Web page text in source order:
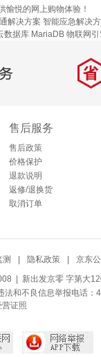
悦的网上购物体验！
解决方案 智能应急解决
数据库 MariaDB 物联网
省
售后服务
售后政策
价格保护
退款说明
返修/退换货
取消订单
测 隐私政策 京东
| 新出发京零 字第大
和不良信息举报电话：
营证照